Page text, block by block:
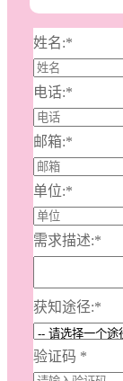
姓名:*
电话:*
邮箱:*
单位:*
需求描述:*
获知途径:*
验证码 *